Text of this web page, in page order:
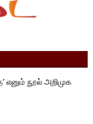
எனும் நூல் அறிமுக